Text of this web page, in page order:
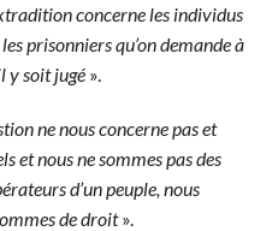
concerne les individus
prisonniers qu’on demande à
y soit jugé ».
ne nous concerne pas et
et nous ne sommes pas des
d’un peuple, nous
de droit».